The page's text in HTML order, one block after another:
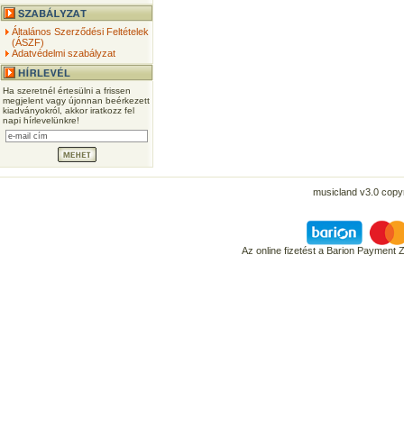
Általános Szerződési Feltételek
(ÁSZF)
Adatvédelmi szabályzat
Ha szeretnél értesülni a frissen
megjelent vagy újonnan beérkezett
kiadványokról, akkor iratkozz fel
napi hírlevelünkre!
musicland v3.0
Az online fizetést a Barion Payment